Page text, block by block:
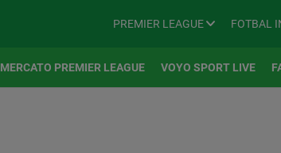
PREMIER LEAGUE FOTBAL
MERCATO PREMIER LEAGUE VOYO SPORT LIVE